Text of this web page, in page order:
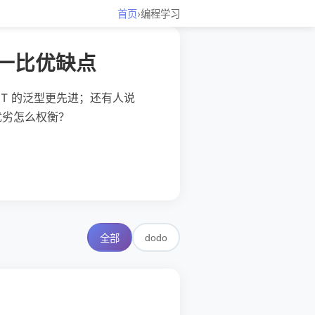
首页›编程学习
比优缺点
的泛型更先进；还有人说
怎么权衡？
全部 dodo